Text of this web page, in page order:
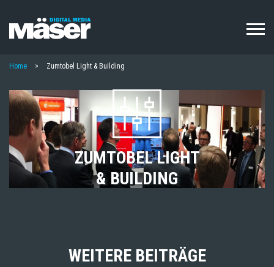
zum
PFADNAVIGATION
Home Zumtobel Light & Building
ZUMTOBEL LIGHT
& BUILDING
WEITERE BEITRÄGE